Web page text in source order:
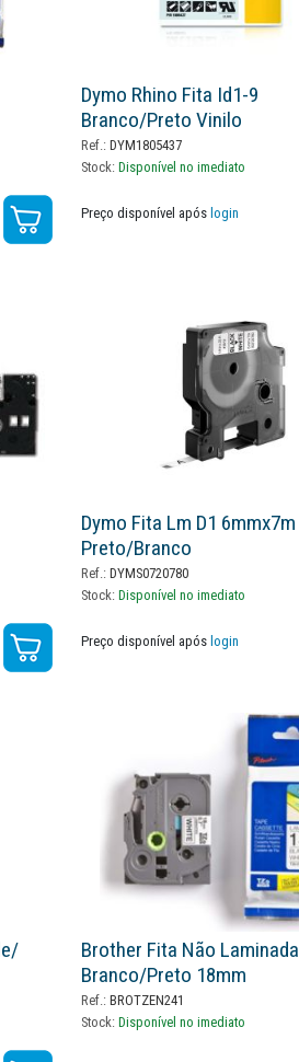
Dymo Rhino Fita Id1-9
Branco/preto Vinilo
Ref.: DYM1805437
Stock:Disponível no imediato
Preço disponível após login
Dymo Fita Lm D1 6mmx7m
Preto/branco
Ref.: DYMS0720780
Stock:Disponível no imediato
Preço disponível apóslogin
Brother Fita Não Laminada
Branco/preto 18mm
Ref.: BROTZEN241
Stock:Disponível no imediato